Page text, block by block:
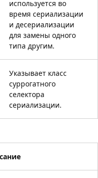
используется во
время сериализации
и десериализации
для замены одного
типа другим.
Указывает класс
суррогатного
селектора
сериализации.